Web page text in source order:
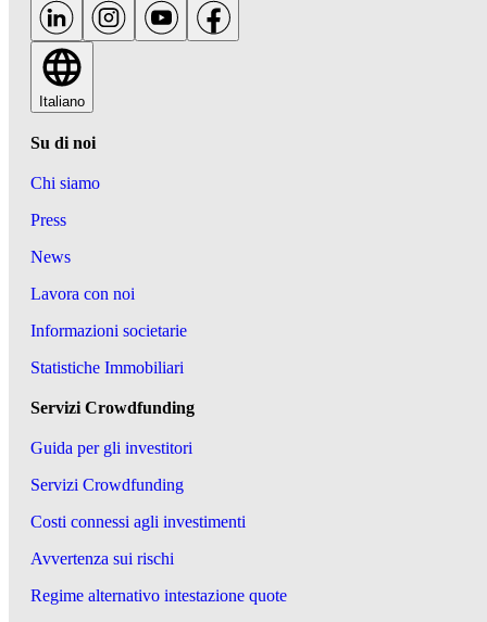
Italiano
Su di noi
Chi siamo
Press
News
Lavora con noi
Informazioni societarie
Statistiche Immobiliari
Servizi Crowdfunding
Guida per gli investitori
Servizi Crowdfunding
Costi connessi agli investimenti
Avvertenza sui rischi
Regime alternativo intestazione quote